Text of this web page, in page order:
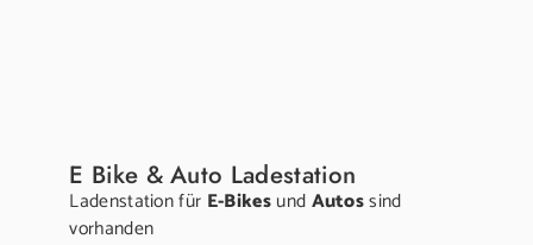
E Bike & Auto Ladestation
Ladenstation für E-Bikesund Autossind
vorhanden